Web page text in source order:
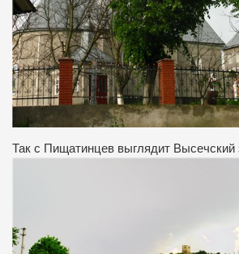
Так с Пищатинцев выглядит Высечский